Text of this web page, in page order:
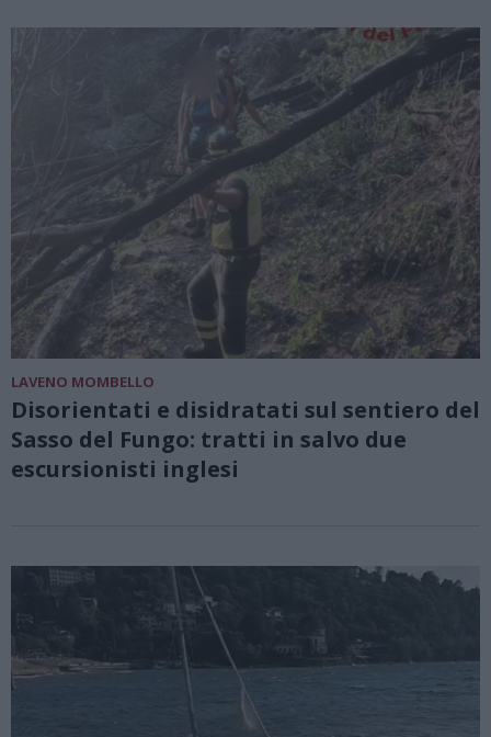
LAVENO MOMBELLO
Disorientati e disidratati sul sentiero del
Sasso del Fungo: tratti in salvo due
escursionisti inglesi